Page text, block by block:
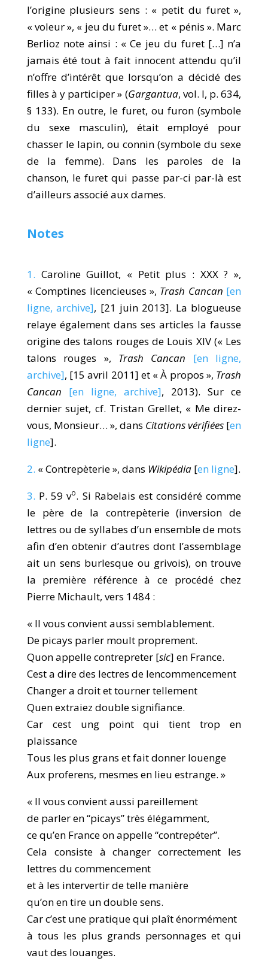
l’origine plusieurs sens : « petit du furet »,
« voleur », « jeu du furet »… et « pénis ». Marc
Berlioz note ainsi : « Ce jeu du furet […] n’a
jamais été tout à fait innocent attendu qu’il
n’offre d’intérêt que lorsqu’on a décidé des
filles à y participer » (Gargantua, vol. I, p. 634,
§ 133). En outre, le furet, ou furon (symbole
du sexe masculin), était employé pour
chasser le lapin, ou connin (symbole du sexe
de la femme). Dans les paroles de la
chanson, le furet qui passe par-ci par-là est
d’ailleurs associé aux dames.
Notes
1. Caroline Guillot, « Petit plus : XXX ? »,
« Comptines licencieuses », Trash Cancan [en
ligne, archive], [21 juin 2013]. La blogueuse
relaye également dans ses articles la fausse
origine des talons rouges de Louis XIV (« Les
talons rouges », Trash Cancan
[en ligne,
archive], [15 avril 2011] et « À propos », Trash
Cancan
[en ligne, archive], 2013). Sur ce
dernier sujet, cf. Tristan Grellet, « Me direz-
vous, Monsieur… », dans Citations vérifiées [en
ligne].
2. « Contrepèterie », dans Wikipédia[en ligne].
3. P. 59 vo. Si Rabelais est considéré comme
le père de la contrepèterie (inversion de
lettres ou de syllabes d’un ensemble de mots
afin d’en obtenir d’autres dont l’assemblage
ait un sens burlesque ou grivois), on trouve
la première référence à ce procédé chez
Pierre Michault, vers 1484 :
« Il vous convient aussi semblablement.
De picays parler moult proprement.
Quon appelle contrepreter [sic] en France.
Cest a dire des lectres de lencommencement
Changer a droit et tourner tellement
Quen extraiez double signifiance.
Car cest ung point qui tient trop en
plaissance
Tous les plus grans et fait donner louenge
Aux proferens, mesmes en lieu estrange. »
« Il vous convient aussi pareillement
de parler en “picays” très élégamment,
ce qu’en France on appelle “contrepéter”.
Cela consiste à changer correctement les
lettres du commencement
et à les intervertir de telle manière
qu’on en tire un double sens.
Car c’est une pratique qui plaît énormément
à tous les plus grands personnages et qui
vaut des louanges.